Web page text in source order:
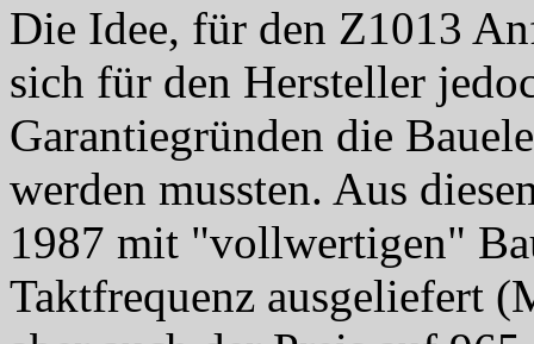
Die Idee, für den Z1013
sich für den Hersteller
Garantiegründen die
werden mussten. Aus
1987 mit "vollwertigen"
Taktfrequenz ausgeliefert